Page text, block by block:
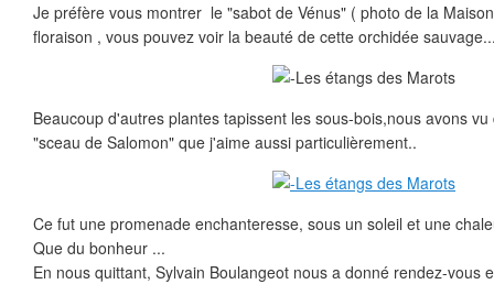
Je préfère vous montrer le "sabot de Vénus" ( photo de la
floraison , vous pouvez voir la beauté de cette orchidée
Beaucoup d'autres plantes tapissent les sous-bois,nous avons
"sceau de Salomon" que j'aime aussi particulièrement..
Ce fut une promenade enchanteresse, sous un soleil et une
Que du bonheur ...
En nous quittant, Sylvain Boulangeot nous a donné rendez-vous